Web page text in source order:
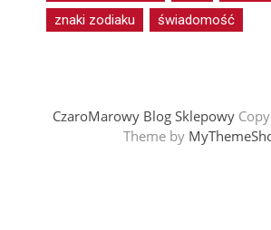
znaki zodiaku
świadomość
CzaroMarowy Blog Sklepowy
Theme by